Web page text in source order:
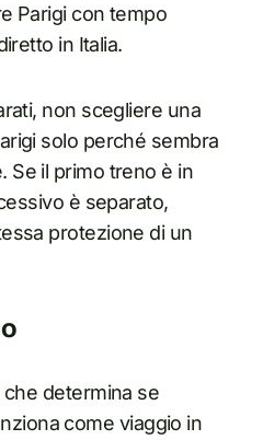
Parigi con tempo
in Italia.
non scegliere una
solo perché sembra
Se il primo treno è in
è separato,
protezione di un
che determina se
come viaggio in